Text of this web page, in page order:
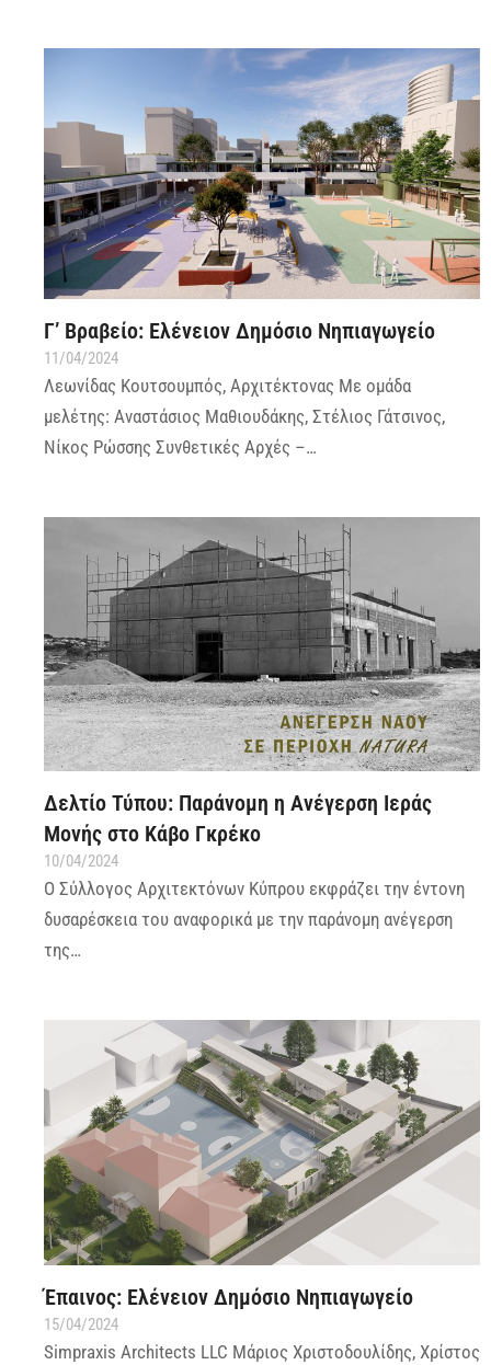
Γ’ Βραβείο: Ελένειον Δημόσιο Νηπιαγωγείο
11/04/2024
Λεωνίδας Κουτσουμπός, Αρχιτέκτονας Με ομάδα
μελέτης: Αναστάσιος Μαθιουδάκης, Στέλιος Γάτσινος,
Νίκος Ρώσσης Συνθετικές Αρχές –…
Δελτίο Τύπου: Παράνομη η Ανέγερση Ιεράς
Μονής στο Κάβο Γκρέκο
10/04/2024
Ο Σύλλογος Αρχιτεκτόνων Κύπρου εκφράζει την έντονη
δυσαρέσκεια του αναφορικά με την παράνομη ανέγερση
της…
Έπαινος: Ελένειον Δημόσιο Νηπιαγωγείο
15/04/2024
Simpraxis Architects LLC Μάριος Χριστοδουλίδης, Χρίστος